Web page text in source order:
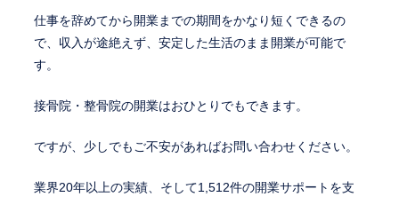
仕事を辞めてから開業までの期間をかなり短くできるの
で、収入が途絶えず、安定した生活のまま開業が可能で
す。
接骨院・整骨院の開業はおひとりでもできます。
ですが、少しでもご不安があればお問い合わせください。
業界20年以上の実績、そして1,512件の開業サポートを支